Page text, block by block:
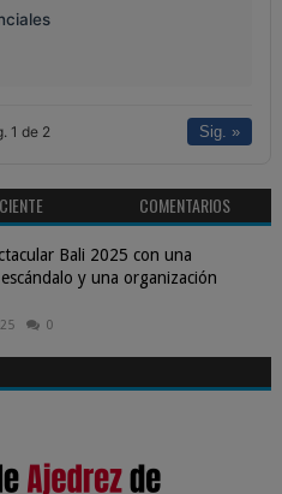
1 de 2 Sig. »
COMENTARIOS
Bali 2025 con una
y una organización
0